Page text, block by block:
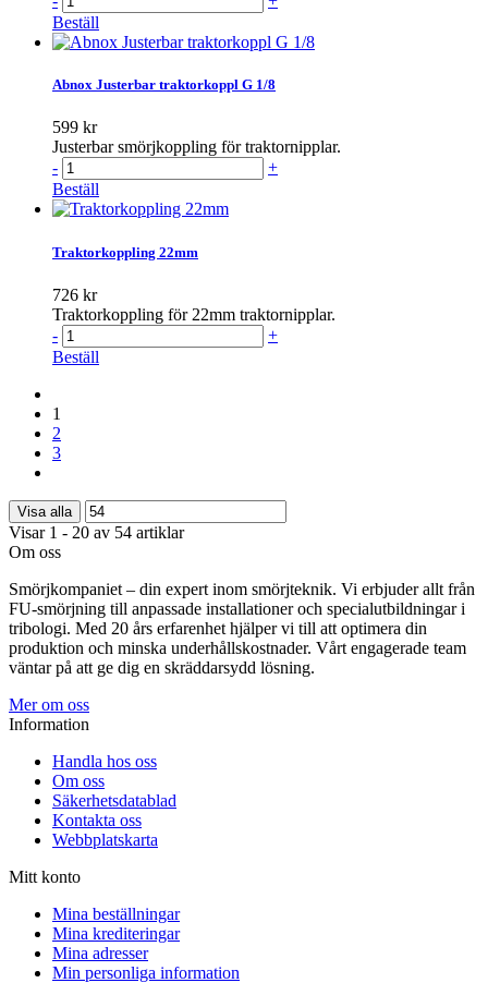
Beställ
Abnox Justerbar traktorkoppl G 1/8
599 kr
Justerbar smörjkoppling för traktornipplar.
-
+
Beställ
Traktorkoppling 22mm
726 kr
Traktorkoppling för 22mm traktornipplar.
-
+
Beställ
1
2
3
Visa alla
Visar 1 - 20 av 54 artiklar
Om oss
Smörjkompaniet – din expert inom smörjteknik. Vi erbjuder allt från
FU-smörjning till anpassade installationer och specialutbildningar i
tribologi. Med 20 års erfarenhet hjälper vi till att optimera din
produktion och minska underhållskostnader. Vårt engagerade team
väntar på att ge dig en skräddarsydd lösning.
Mer om oss
Information
Handla hos oss
Om oss
Säkerhetsdatablad
Kontakta oss
Webbplatskarta
Mitt konto
Mina beställningar
Mina krediteringar
Mina adresser
Min personliga information